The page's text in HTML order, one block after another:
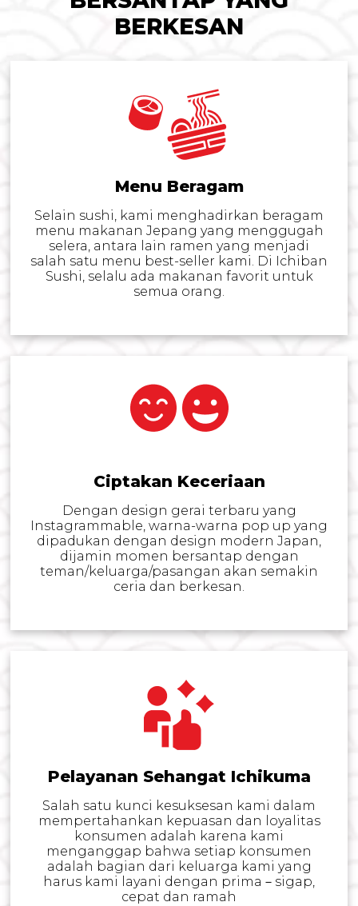
BERKESAN
Menu Beragam
Selain sushi, kami menghadirkan beragam
menu makanan Jepang yang menggugah
selera, antara lain ramen yang menjadi
salah satu menu best-seller kami. Di Ichiban
Sushi, selalu ada makanan favorit untuk
semua orang.
Ciptakan Keceriaan
Dengan design gerai terbaru yang
Instagrammable, warna-warna pop up yang
dipadukan dengan design modern Japan,
dijamin momen bersantap dengan
teman/keluarga/pasangan akan semakin
ceria dan berkesan.
Pelayanan Sehangat Ichikuma
Salah satu kunci kesuksesan kami dalam
mempertahankan kepuasan dan loyalitas
konsumen adalah karena kami
menganggap bahwa setiap konsumen
adalah bagian dari keluarga kami yang
harus kami layani dengan prima－sigap,
cepat dan ramah